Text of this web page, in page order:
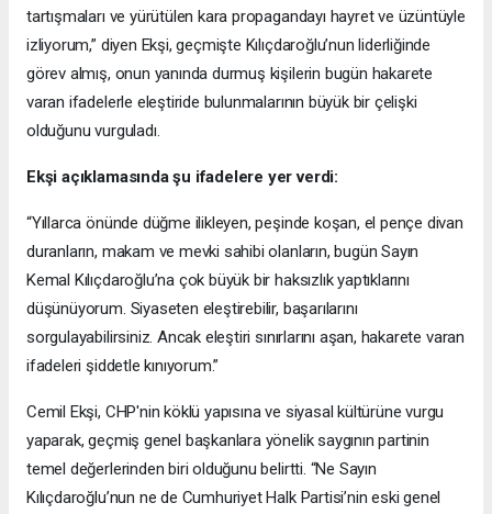
tartışmaları ve yürütülen kara propagandayı hayret ve üzüntüyle
izliyorum,” diyen Ekşi, geçmişte Kılıçdaroğlu’nun liderliğinde
görev almış, onun yanında durmuş kişilerin bugün hakarete
varan ifadelerle eleştiride bulunmalarının büyük bir çelişki
olduğunu vurguladı.
Ekşi açıklamasında şu ifadelere yer verdi:
“Yıllarca önünde düğme ilikleyen, peşinde koşan, el pençe divan
duranların, makam ve mevki sahibi olanların, bugün Sayın
Kemal Kılıçdaroğlu’na çok büyük bir haksızlık yaptıklarını
düşünüyorum. Siyaseten eleştirebilir, başarılarını
sorgulayabilirsiniz. Ancak eleştiri sınırlarını aşan, hakarete varan
ifadeleri şiddetle kınıyorum.”
Cemil Ekşi, CHP'nin köklü yapısına ve siyasal kültürüne vurgu
yaparak, geçmiş genel başkanlara yönelik saygının partinin
temel değerlerinden biri olduğunu belirtti. “Ne Sayın
Kılıçdaroğlu’nun ne de Cumhuriyet Halk Partisi’nin eski genel